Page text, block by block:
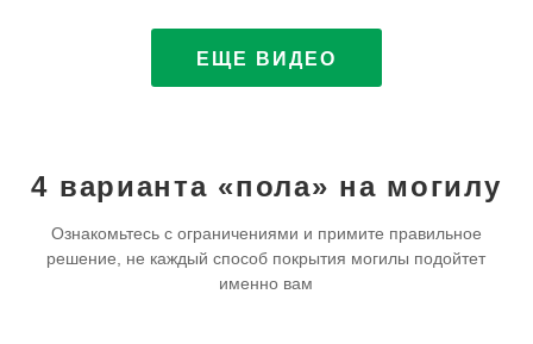
ЕЩЕ ВИДЕО
4 варианта «пола» на могилу
Ознакомьтесь с ограничениями и примите правильное
решение, не каждый способ покрытия могилы подойтет
именно вам